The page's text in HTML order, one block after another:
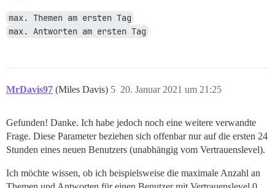
max. Themen am ersten Tag
max. Antworten am ersten Tag
MrDavis97 (Miles Davis) 20. Januar 2021 um 21:25
5
Gefunden! Danke. Ich habe jedoch noch eine weitere verwandte
Frage. Diese Parameter beziehen sich offenbar nur auf die ersten 24
Stunden eines neuen Benutzers (unabhängig vom Vertrauenslevel).
Ich möchte wissen, ob ich beispielsweise die maximale Anzahl an